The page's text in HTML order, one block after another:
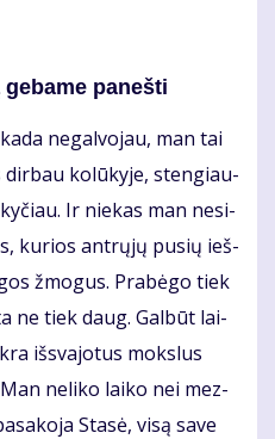
pa­neš­ti
ne­gal­vo­jau, man tai
dir­bau ko­lū­ky­je, sten­giau­
Ir nie­kas man ne­si­
ku­rios ant­rų­jų pu­sių ieš­
žmo­gus. Pra­bė­go tiek
ne tiek daug. Gal­būt lai­
iš­sva­jo­tus moks­lus
ne­li­ko lai­ko nei mez­
Sta­sė, vi­są sa­ve